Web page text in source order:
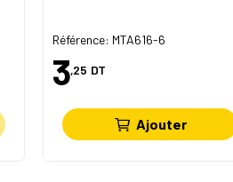
Référence: MTA616-6
3,25 DT
Ajouter